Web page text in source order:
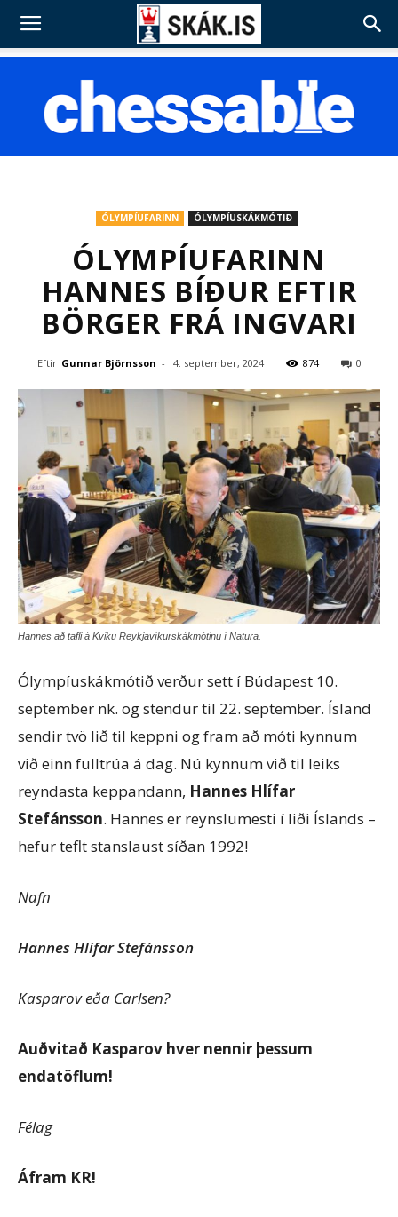
ÓLYMPÍUFARINN ÓLYMPÍUSKÁKMÓTIÐ
ÓLYMPÍUFARINN
HANNES BÍÐUR EFTIR
BÖRGER FRÁ INGVARI
Eftir Gunnar Björnsson - 4. september, 2024 874 0
Hannes að tafli á Kviku Reykjavíkurskákmótinu í Natura.
Ólympíuskákmótið verður sett í Búdapest 10.
september nk. og stendur til 22. september. Ísland
sendir tvö lið til keppni og fram að móti kynnum
við einn fulltrúa á dag. Nú kynnum við til leiks
reyndasta keppandann, Hannes Hlífar
Stefánsson. Hannes er reynslumesti í liði Íslands –
hefur teflt stanslaust síðan 1992!
Nafn
Hannes Hlífar Stefánsson
Kasparov eða Carlsen?
Auðvitað Kasparov hver nennir þessum
endatöflum!
Félag
Áfram KR!